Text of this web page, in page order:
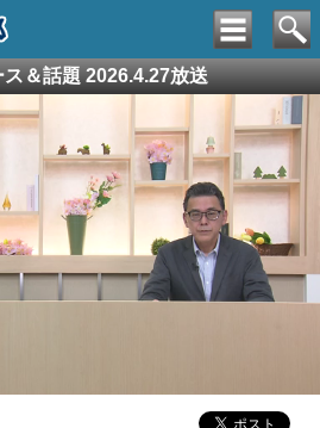
＆話題 2026.4.27放送